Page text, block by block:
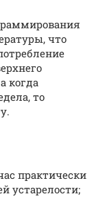
что
когда
то
практически
устарелости;